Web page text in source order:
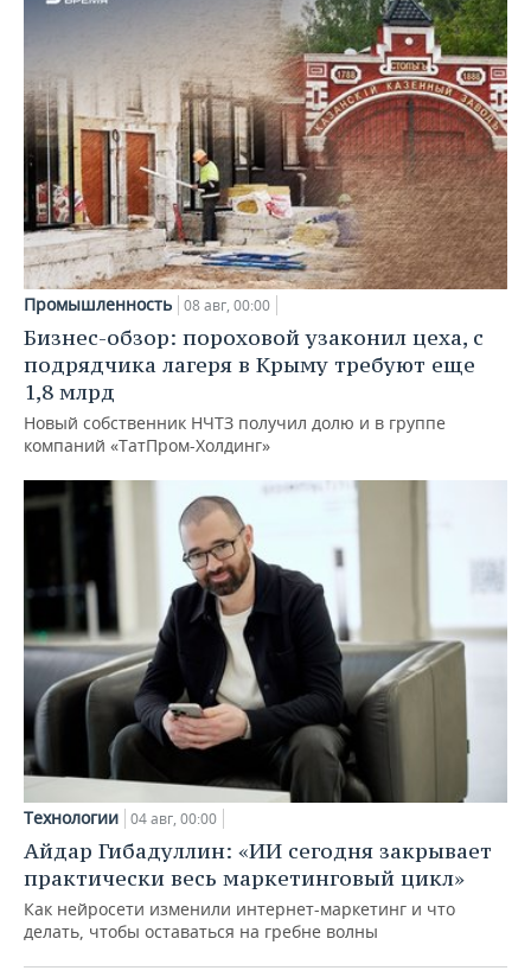
Промышленность 08 авг, 00:00
Бизнес-обзор: пороховой узаконил цеха, с
подрядчика лагеря в Крыму требуют еще
1,8 млрд
Новый собственник НЧТЗ получил долю и в группе
компаний «ТатПром-Холдинг»
Технологии 04 авг, 00:00
Айдар Гибадуллин: «ИИ сегодня закрывает
практически весь маркетинговый цикл»
Как нейросети изменили интернет-маркетинг и что
делать, чтобы оставаться на гребне волны